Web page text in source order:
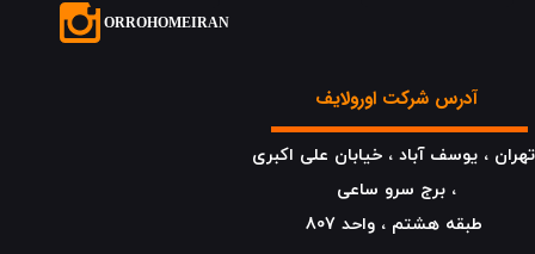
آدرس شرکت اورولایف
تهران ، یوسف آباد ، خیابان علی اکبری
، برج سرو ساعی
​​​​​​​طبقه هشتم ، واحد 807
​​​ORROHOMEIRAN